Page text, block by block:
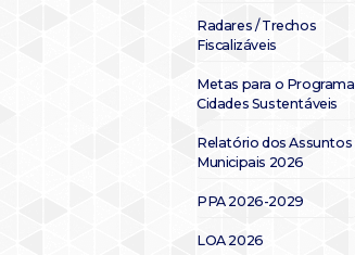
Radares / Trechos
Fiscalizáveis
Metas para o Programa
Cidades Sustentáveis
Relatório dos Assuntos
Municipais 2026
PPA 2026-2029
LOA 2026